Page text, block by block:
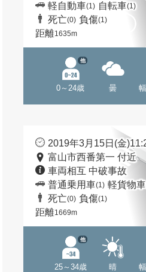
軽自動車(1) 自転車(1)
死亡(0) 負傷(1)
距離1635m
0～24歳
他
曇
2019年3月15日(金
富山市西番第一 付近
車両相互 中破事故
普通乗用車(1) 軽貨物車
死亡(0) 負傷(1)
距離1669m
25～34歳
他
晴